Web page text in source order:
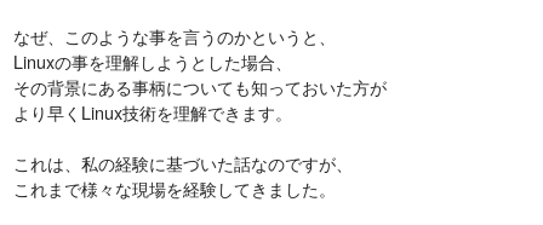
なぜ、このような事を言うのかというと、
Linuxの事を理解しようとした場合、
その背景にある事柄についても知っておいた方が
より早くLinux技術を理解できます。
これは、私の経験に基づいた話なのですが、
これまで様々な現場を経験してきました。